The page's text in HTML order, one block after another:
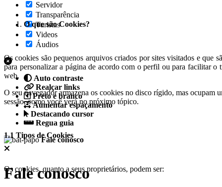
Servidor
Transparência
Turistas
Videos
Áudios
Auto contraste
Realçar links
Preto e branco
Aumentar espaçamento
Destacando cursor
Regua guia
Fale conosco
Fale conosco
O que são Cookies?
Os cookies são pequenos arquivos criados por sites visitados e que
para personalizar a página de acordo com o perfil ou para facilitar o
web.
O seu navegador armazena os cookies no disco rígido, mas ocupam
sessão, como você verá no próximo tópico.
1.1 Tipos de Cookies
Os cookies, quanto a seus proprietários, podem ser: